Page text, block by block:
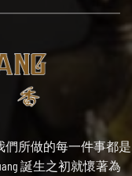
們所做的每一件事都是
誕生之初就懷著為